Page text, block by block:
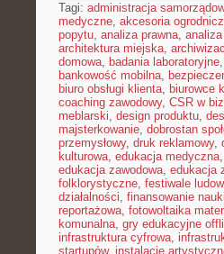
Tagi: administracja
medyczne, akcesoria
popytu, analiza prawna,
architektura miejska,
domowa, badania laboratoryjne,
bankowość mobilna,
biuro obsługi klienta, biurowce
coaching zawodowy, CSR w
meblarski, design produktu,
majsterkowanie, dobrostan
przemysłowy, druk reklamowy,
kulturowa, edukacja medyczna,
edukacja zawodowa, edukacja
folklorystyczne, festiwale
działalności, finansowanie nauki
reportażowa, fotowoltaika
komunalna, gry edukacyjne
infrastruktura cyfrowa,
startupów, instalacje